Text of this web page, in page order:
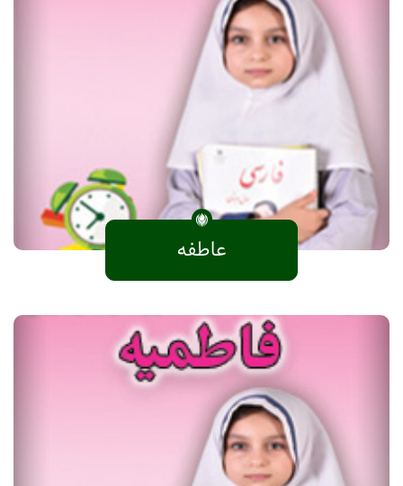
عاطفه